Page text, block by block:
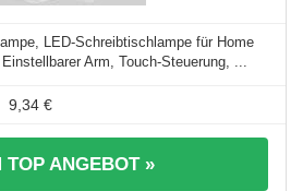
LED-Schreibtischlampe für Home
Arm, Touch-Steuerung, ...
9,34 €
TOP ANGEBOT »